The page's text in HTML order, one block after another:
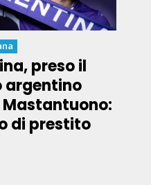
preso il
argentino
Mastantuono:
di prestito